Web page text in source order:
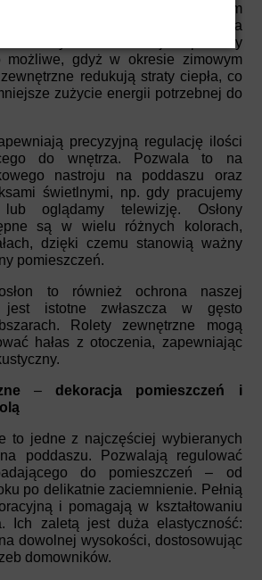
służą nam przez cały rok. Latem
pomieszczenia przed nagrzaniem, a
w utrzymaniu stabilnej temperatury
możliwe, gdyż w okresie zimowym
redukują straty ciepła, co
zużycie energii potrzebnej do
precyzyjną regulację ilości
do wnętrza. Pozwala to na
nastroju na poddaszu oraz
świetlnymi, np. gdy pracujemy
oglądamy telewizję. Osłony
są w wielu różnych kolorach,
dzięki czemu stanowią ważny
pomieszczeń.
to również ochrona naszej
jest istotne zwłaszcza w gęsto
Rolety zewnętrzne mogą
hałas z otoczenia, zapewniając
–dekoracja pomieszczeń i
to jedne z najczęściej wybieranych
poddaszu. Pozwalają regulować
do pomieszczeń – od
po delikatnie zaciemnienie. Pełnią
i pomagają w kształtowaniu
Ich zaletą jest duża elastyczność:
dowolnej wysokości, dostosowując
domowników.